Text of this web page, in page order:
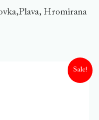
Hromirana
Sale!